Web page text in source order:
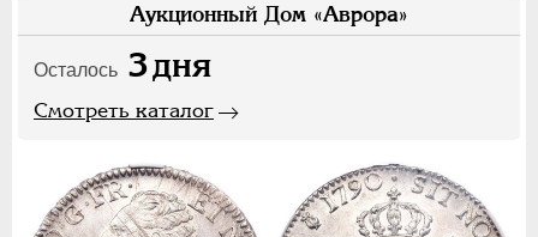
Аукционный Дом «Аврора»
Осталось 3дня
Смотреть каталог